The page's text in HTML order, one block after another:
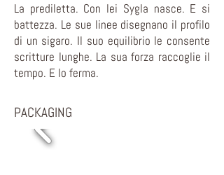
La prediletta. Con lei Sygla nasce. E si
battezza. Le sue linee disegnano il profilo
di un sigaro. Il suo equilibrio le consente
scritture lunghe. La sua forza raccoglie il
tempo. E lo ferma.
PACKAGING